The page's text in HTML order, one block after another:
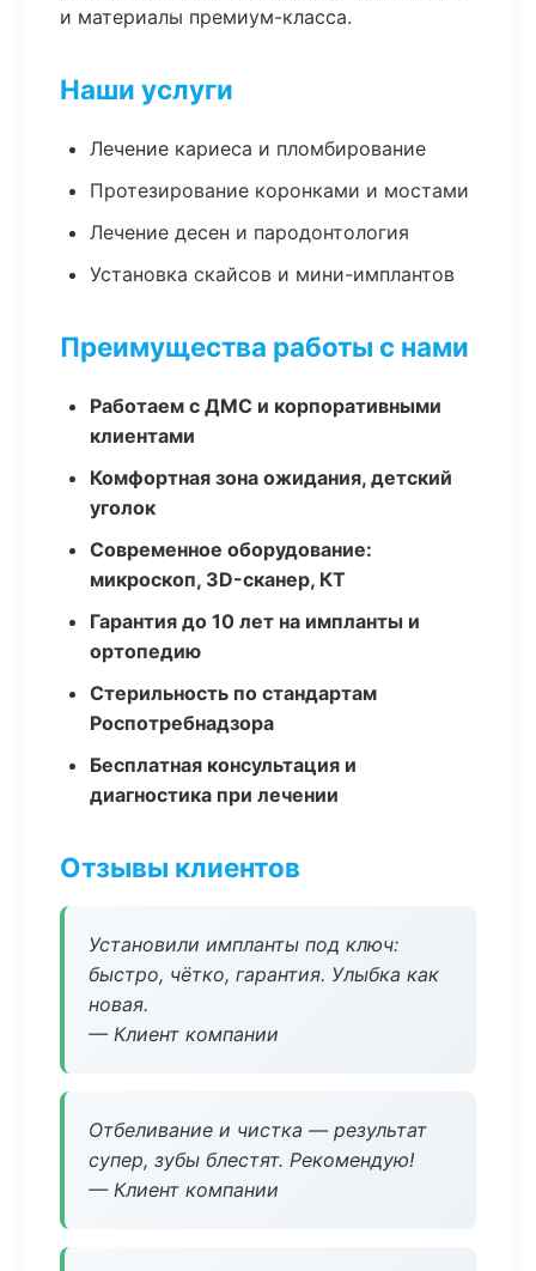
и материалы премиум-класса.
Наши услуги
Лечение кариеса и пломбирование
Протезирование коронками и мостами
Лечение десен и пародонтология
Установка скайсов и мини-имплантов
Преимущества работы с нами
Работаем с ДМС и корпоративными
клиентами
Комфортная зона ожидания, детский
уголок
Современное оборудование:
микроскоп, 3D-сканер, КТ
Гарантия до 10 лет на импланты и
ортопедию
Стерильность по стандартам
Роспотребнадзора
Бесплатная консультация и
диагностика при лечении
Отзывы клиентов
Установили импланты под ключ:
быстро, чётко, гарантия. Улыбка как
новая.
— Клиент компании
Отбеливание и чистка — результат
супер, зубы блестят. Рекомендую!
— Клиент компании